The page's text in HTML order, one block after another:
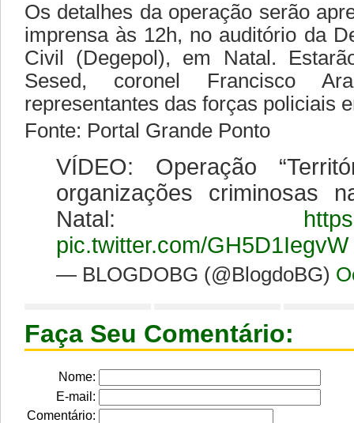
Os detalhes da operação serão
imprensa às 12h, no auditório da
Civil (Degepol), em Natal.
Sesed, coronel Francisco
representantes das forças policiais
Fonte: Portal Grande Ponto
VÍDEO: Operação
organizações criminosas
Natal:
pic.twitter.com/GH5D1IegvW
— BLOGDOBG (@BlogdoBG)
Faça Seu Comentário:
Nome:
E-mail:
Comentário: